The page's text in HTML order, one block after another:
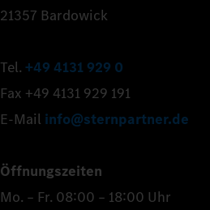
21357 Bardowick
Tel. +49 4131 929 0
Fax +49 4131 929 191
E-Mail info@sternpartner.de
Öffnungszeiten
Mo. – Fr. 08:00 – 18:00 Uhr